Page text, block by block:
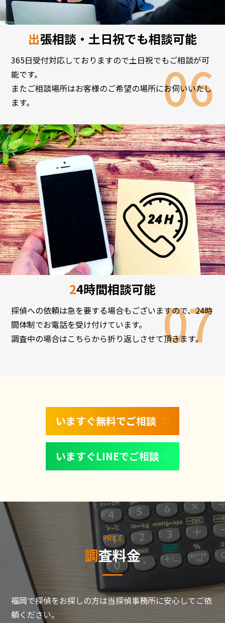
出張相談・土日祝でも相談可能
365日受付対応しておりますので土日祝でもご相談が可
能です。
またご相談場所はお客様のご希望の場所にお伺いいたし
ます。
24時間相談可能
探偵への依頼は急を要する場合もございますので、24時
間体制でお電話を受け付けています。
調査中の場合はこちらから折り返しさせて頂きます。
いますぐ無料でご相談
いますぐLINEでご相談
PRICE
調査料金
福岡で探偵をお探しの方は当探偵事務所に安心してご依
頼ください。